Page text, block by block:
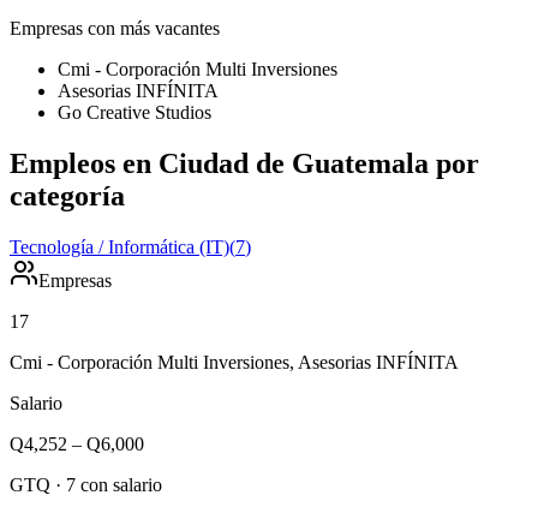
Empresas con más vacantes
Cmi - Corporación Multi Inversiones
Asesorias INFÍNITA
Go Creative Studios
Empleos en Ciudad de Guatemala por
categoría
Tecnología / Informática (IT)(7)
Empresas
17
Cmi - Corporación Multi Inversiones, Asesorias INFÍNITA
Salario
Q4,252 – Q6,000
GTQ · 7 con salario